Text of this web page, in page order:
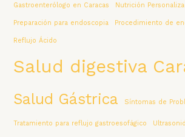
Gastroenterólogo en Caracas Nutrición
Preparación para endoscopia Procedimiento de
Reflujo Ácido
Salud digestiva
Salud Gástrica Síntomas de
Tratamiento para reflujo gastroesofágico